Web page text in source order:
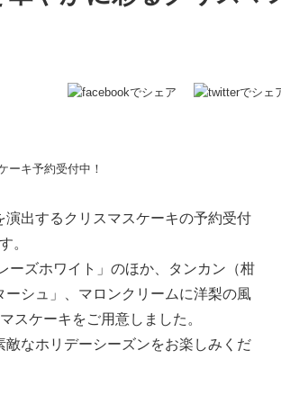
出するクリスマスケーキの予約受付
。
ーズホワイト」のほか、タンカン（柑
シュ」、マロンクリームに洋梨の風
スケーキをご用意しました。
なホリデーシーズンをお楽しみくだ